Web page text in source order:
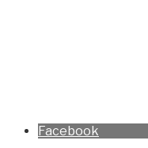
Facebook